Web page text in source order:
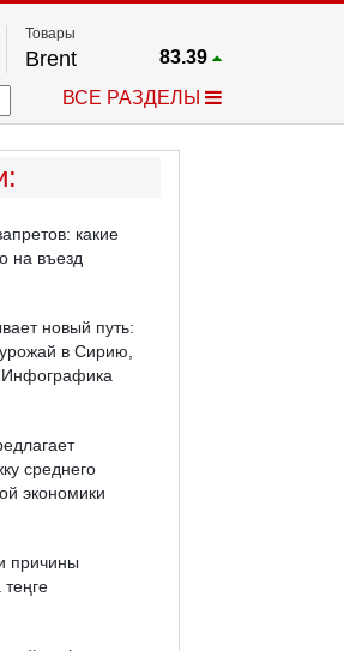
Товары
Brent 83.39
Платина
2.672
ВСЕ РАЗДЕЛЫ
:
какие
на въезд
новый путь:
в Сирию,
среднего
экономики
причины